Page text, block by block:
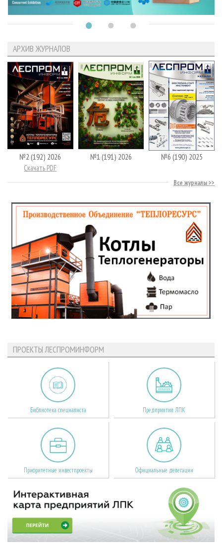
АРХИВ ЖУРНАЛОВ
№2 (192) 2026
Скачать PDF
№1 (191) 2026 №6 (190) 2025
Все журналы
ПРОЕКТЫ ЛЕСПРОМИНФОРМ
Библиотека специалиста Предприятия ЛПК
Приоритетные инвестпроекты Официальные делегации